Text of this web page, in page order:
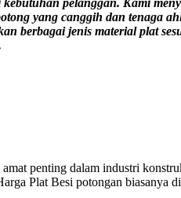
pelanggan. Kami
yang canggih dan tenaga
berbagai jenis material plat
penting dalam industri
Plat Besi potongan biasanya